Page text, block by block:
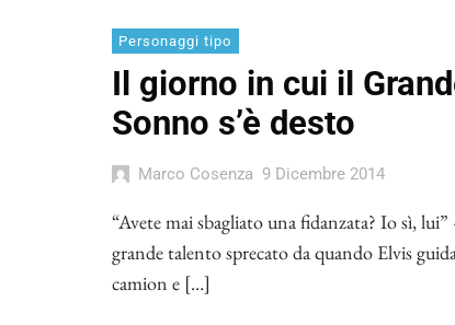
Personaggi tipo
Il giorno in cui il
Sonno s’è desto
Marco Cosenza 9 Dicembre 2014
“Avete mai sbagliato una fidanzata? Io sì,
grande talento sprecato da quando Elvis
camion e […]